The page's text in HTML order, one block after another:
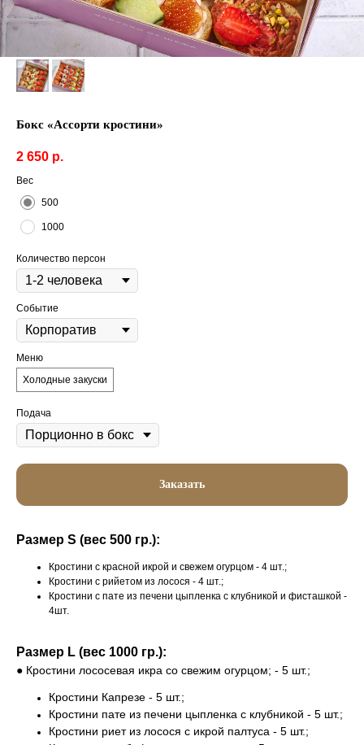
Бокс «Ассорти кростини»
2 650 р.
Вес
500
1000
Количество персон
Событие
Меню
Холодные закуски
Подача
Заказать
Размер S (вес 500 гр.):
Кростини с красной икрой и свежем огурцом - 4 шт.;
Кростини с рийетом из лосося - 4 шт.;
Кростини с пате из печени цыпленка с клубникой и фисташкой -
4шт.
Размер L (вес 1000 гр.):
● Кростини лососевая икра со свежим огурцом; - 5 шт.;
Кростини Капрезе - 5 шт.;
Кростини пате из печени цыпленка с клубникой - 5 шт.;
Кростини риет из лосося с икрой палтуса - 5 шт.;